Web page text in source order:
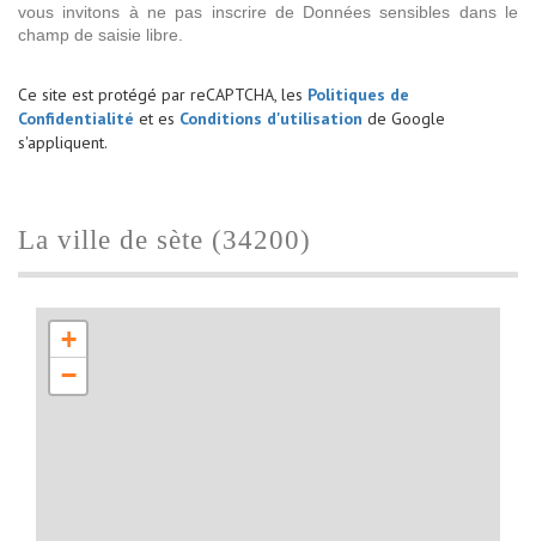
vous invitons à ne pas inscrire de Données sensibles dans le
champ de saisie libre.
Ce site est protégé par reCAPTCHA, les Politiques de
Confidentialité et es Conditions d'utilisation de Google
s'appliquent.
la ville de sète (34200)
+
−